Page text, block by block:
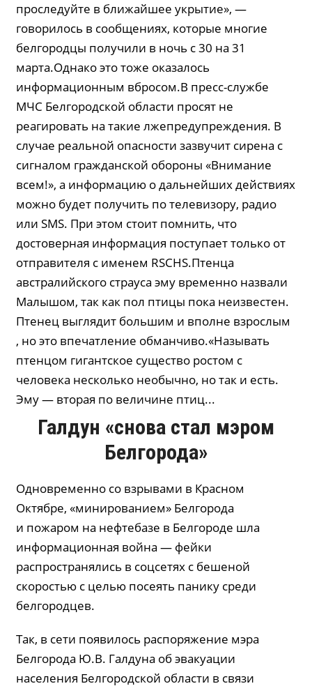
проследуйте в ближайшее укрытие», —
говорилось в сообщениях, которые многие
белгородцы получили в ночь с 30 на 31
марта.Однако это тоже оказалось
информационным вбросом.В пресс-службе
МЧС Белгородской области просят не
реагировать на такие лжепредупреждения. В
случае реальной опасности зазвучит сирена с
сигналом гражданской обороны «Внимание
всем!», а информацию о дальнейших действиях
можно будет получить по телевизору, радио
или SMS. При этом стоит помнить, что
достоверная информация поступает только от
отправителя с именем RSCHS.Птенца
австралийского страуса эму временно назвали
Малышом, так как пол птицы пока неизвестен.
Птенец выглядит большим и вполне взрослым
, но это впечатление обманчиво.«Называть
птенцом гигантское существо ростом с
человека несколько необычно, но так и есть.
Эму — вторая по величине птиц...
Галдун «снова стал мэром
Белгорода»
Одновременно со взрывами в Красном
Октябре, «минированием» Белгорода
и пожаром на нефтебазе в Белгороде шла
информационная война — фейки
распространялись в соцсетях с бешеной
скоростью с целью посеять панику среди
белгородцев.
Так, в сети появилось распоряжение мэра
Белгорода Ю.В. Галдуна об эвакуации
населения Белгородской области в связи